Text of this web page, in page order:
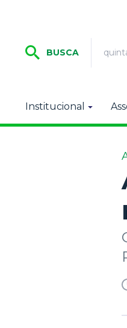
BUSCA
Institucional